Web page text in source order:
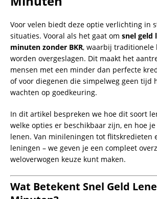
In dit artikel bespreken we hoe dit soort
lenen. Van minileningen tot flitskredieten
leningen – we geven je een compleet
weloverwogen keuze kunt maken.
Wat Betekent Snel Geld
Minuten?
Wat Betekent Snel Geld Lenen Binnen 10
Minuten?
enkele minuten toegang te krijgen tot een
zonder ingewikkelde procedures of